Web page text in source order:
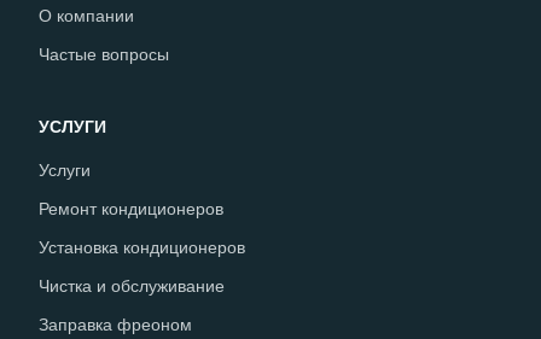
О компании
Частые вопросы
УСЛУГИ
Услуги
Ремонт кондиционеров
Установка кондиционеров
Чистка и обслуживание
Заправка фреоном